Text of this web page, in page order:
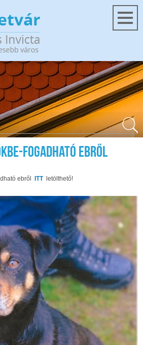
FOGADHATÓ EBRŐL
ebről ITT letölthető!